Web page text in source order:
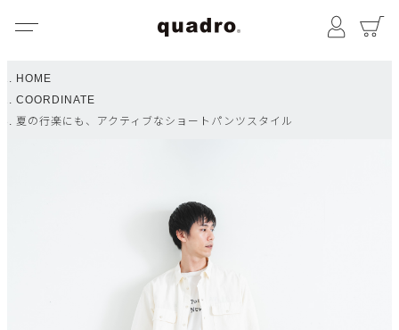
マイペ
HOME
COORDINATE
夏の行楽にも、アクティブなショートパンツスタイル